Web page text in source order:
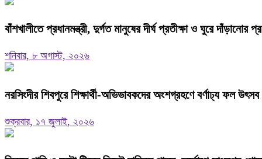
বাঁশখালীতে প্রধানমন্ত্রী, দুর্গত মানুষের দীর্ঘ প্রতীক্ষা ও ঘুরে দাঁড়ানোর
শনিবার, ৮ অগাস্ট, ২০২৬
নরসিংদীর শিবপুরে শিক্ষার্থী-অভিভাবকদের অংশগ্রহণে বর্ণাঢ্য ফল উৎসব
শুক্রবার, ১৭ জুলাই, ২০২৬